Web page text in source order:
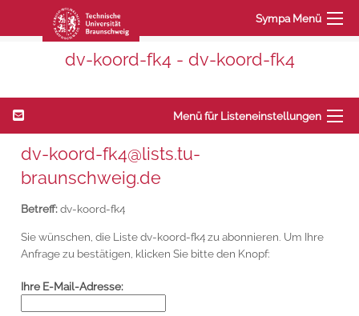
Sympa Menü
dv-koord-fk4 - dv-koord-fk4
Menü für Listeneinstellungen
dv-koord-fk4@lists.tu-
braunschweig.de
Betreff:dv-koord-fk4
Sie wünschen, die Liste dv-koord-fk4 zu abonnieren. Um Ihre
Anfrage zu bestätigen, klicken Sie bitte den Knopf:
Ihre E-Mail-Adresse: